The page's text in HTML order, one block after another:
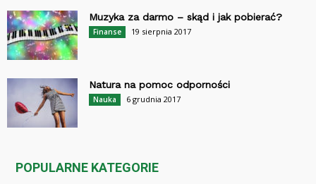
Muzyka za darmo – skąd i jak pobierać?
Finanse 19 sierpnia 2017
Natura na pomoc odporności
Nauka 6 grudnia 2017
POPULARNE KATEGORIE